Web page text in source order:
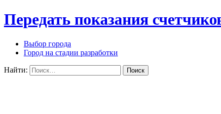
Передать показания
Выбор города
Город на стадии разработки
Найти: